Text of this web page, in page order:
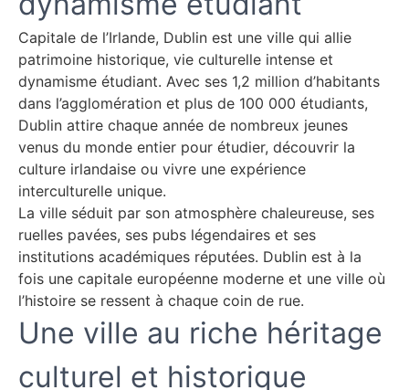
Capitale de l’Irlande, Dublin est une ville qui allie
patrimoine historique, vie culturelle intense et
dynamisme étudiant. Avec ses 1,2 million d’habitants
dans l’agglomération et plus de 100 000 étudiants,
Dublin attire chaque année de nombreux jeunes
venus du monde entier pour étudier, découvrir la
culture irlandaise ou vivre une expérience
interculturelle unique.
La ville séduit par son atmosphère chaleureuse, ses
ruelles pavées, ses pubs légendaires et ses
institutions académiques réputées. Dublin est à la
fois une capitale européenne moderne et une ville où
l’histoire se ressent à chaque coin de rue.
Une ville au riche héritage
culturel et historique